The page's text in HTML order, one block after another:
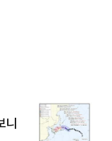
니